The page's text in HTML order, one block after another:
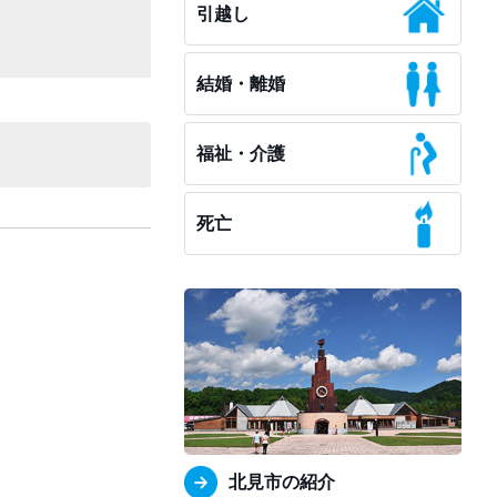
引越し
結婚・離婚
福祉・介護
死亡
北見市の紹介